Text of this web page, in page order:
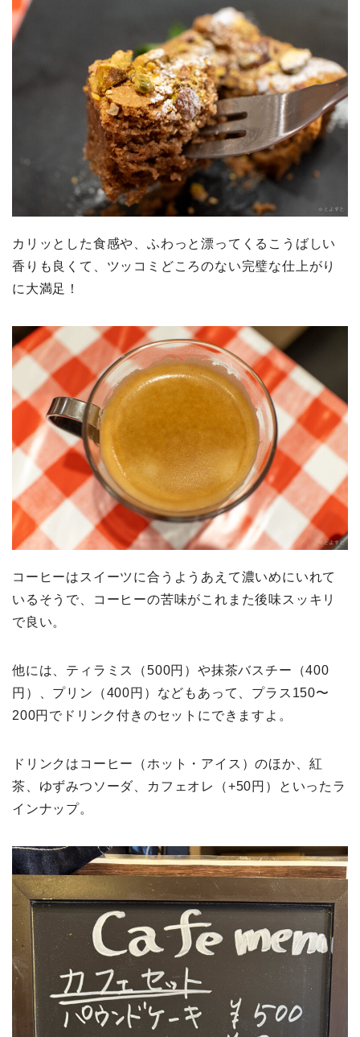
カリッとした食感や、ふわっと漂ってくるこうばしい
香りも良くて、ツッコミどころのない完璧な仕上がり
に大満足！
コーヒーはスイーツに合うようあえて濃いめにいれて
いるそうで、コーヒーの苦味がこれまた後味スッキリ
で良い。
他には、ティラミス（500円）や抹茶バスチー（400
円）、プリン（400円）などもあって、プラス150〜
200円でドリンク付きのセットにできますよ。
ドリンクはコーヒー（ホット・アイス）のほか、紅
茶、ゆずみつソーダ、カフェオレ（+50円）といったラ
インナップ。